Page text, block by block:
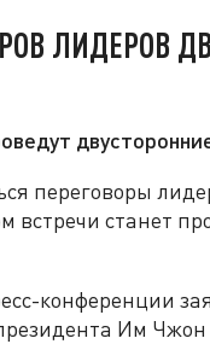
ЛИДЕРОВ
переговоры
встречи станет
конференции
Им Чжон